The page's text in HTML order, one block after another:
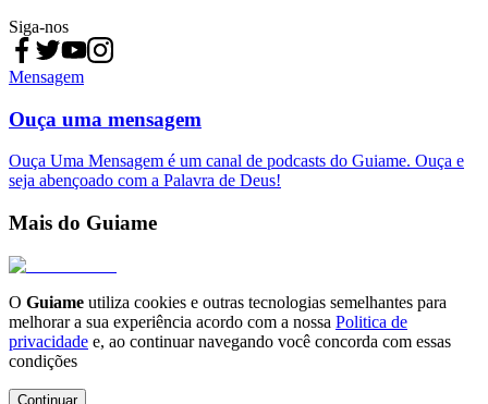
Siga-nos
Mensagem
Ouça uma mensagem
Ouça Uma Mensagem é um canal de podcasts do Guiame. Ouça e
seja abençoado com a Palavra de Deus!
Mais do Guiame
O Guiame utiliza cookies e outras tecnologias semelhantes para
melhorar a sua experiência acordo com a nossa Politica de
privacidade e, ao continuar navegando você concorda com essas
condições
Continuar